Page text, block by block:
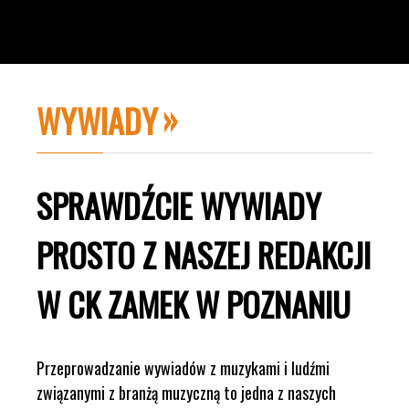
WYWIADY
SPRAWDŹCIE WYWIADY
PROSTO Z NASZEJ REDAKCJI
W CK ZAMEK W POZNANIU
Przeprowadzanie wywiadów z muzykami i ludźmi
związanymi z branżą muzyczną to jedna z naszych